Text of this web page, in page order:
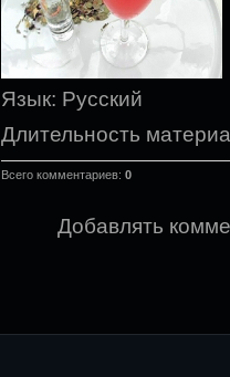
Язык: Русский
Длительность
Всего комментариев: 0
Добавлять